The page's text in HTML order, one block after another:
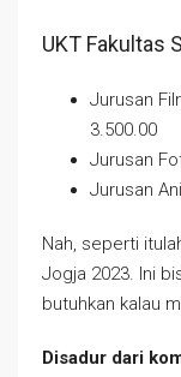
UKT Fakultas
Jurusan
3.500.00
Jurusan
Jurusan
Nah, seperti
Jogja 2023. Ini
butuhkan kalau
Disadur dari